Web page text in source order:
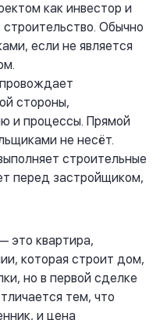
как инвестор и
Обычно
если не является
стороны,
и процессы. Прямой
не несёт.
строительные
перед застройщиком,
это квартира,
которая строит дом,
но в первой сделке
тем, что
и цена